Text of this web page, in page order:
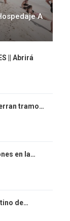
A
|| Abrirá
tramo…
en la…
de…